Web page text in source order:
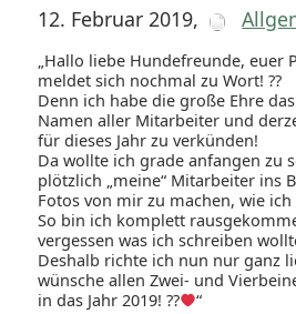
12. Februar 2019,
„Hallo liebe Hundefreunde, euer
meldet sich nochmal zu Wort! ??
Denn ich habe die große Ehre
Namen aller Mitarbeiter und
für dieses Jahr zu verkünden!
Da wollte ich grade anfangen zu
plötzlich „meine“ Mitarbeiter ins
Fotos von mir zu machen, wie
So bin ich komplett
vergessen was ich schreiben
Deshalb richte ich nun nur ganz
wünsche allen Zwei- und
in das Jahr 2019! ??
“